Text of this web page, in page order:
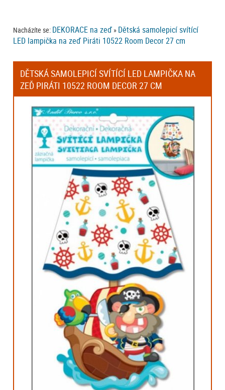
Nacházíte se: DEKORACE na zeď » Dětská samolepicí svítící
LED lampička na zeď Piráti 10522 Room Decor 27 cm
DĚTSKÁ SAMOLEPICÍ SVÍTÍCÍ LED LAMPIČKA NA
ZEĎ PIRÁTI 10522 ROOM DECOR 27 CM